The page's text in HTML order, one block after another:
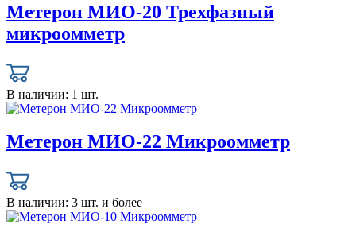
Метерон МИО-20 Трехфазный
микроомметр
В наличии: 1 шт.
Метерон МИО-22 Микроомметр
В наличии: 3 шт. и более